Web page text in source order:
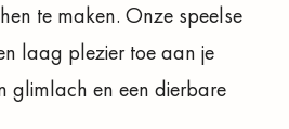
te maken. Onze speelse
laag plezier toe aan je
glimlach en een dierbare